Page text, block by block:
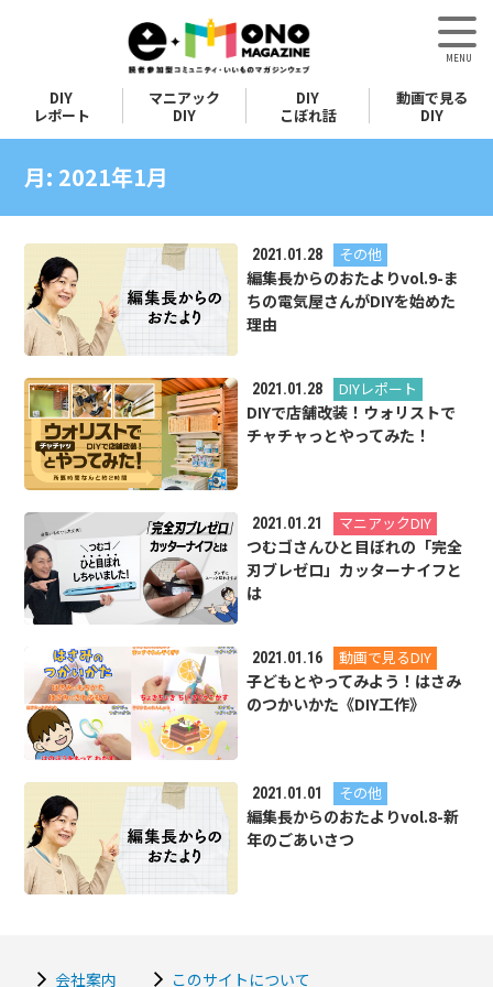
DIY
レポート
マニアック
DIY
DIY
こぼれ話
動画で見る
DIY
月: 2021年1月
2021.01.28 その他
編集長からのおたよりvol.9-ま
ちの電気屋さんがDIYを始めた
理由
2021.01.28 DIYレポート
DIYで店舗改装！ウォリストで
チャチャっとやってみた！
2021.01.21 マニアックDIY
つむゴさんひと目ぼれの「完全
刃ブレゼロ」カッターナイフと
は
2021.01.16 動画で見るDIY
子どもとやってみよう！はさみ
のつかいかた《DIY工作》
2021.01.01 その他
編集長からのおたよりvol.8-新
年のごあいさつ
会社案内 このサイトについて